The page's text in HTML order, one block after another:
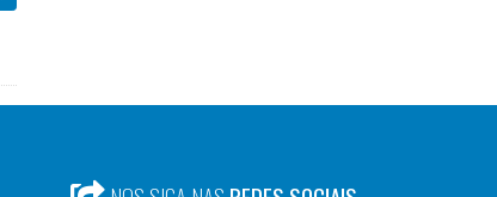
NOS SIGA NAS REDES SOCIAIS